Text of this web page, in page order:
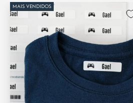
MAIS VENDIDOS